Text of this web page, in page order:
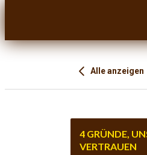
Alle anzeigen
4 GRÜNDE,
VERTRAUEN